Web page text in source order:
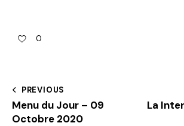
0
PREVIOUS
Menu du Jour – 09
Octobre 2020
La